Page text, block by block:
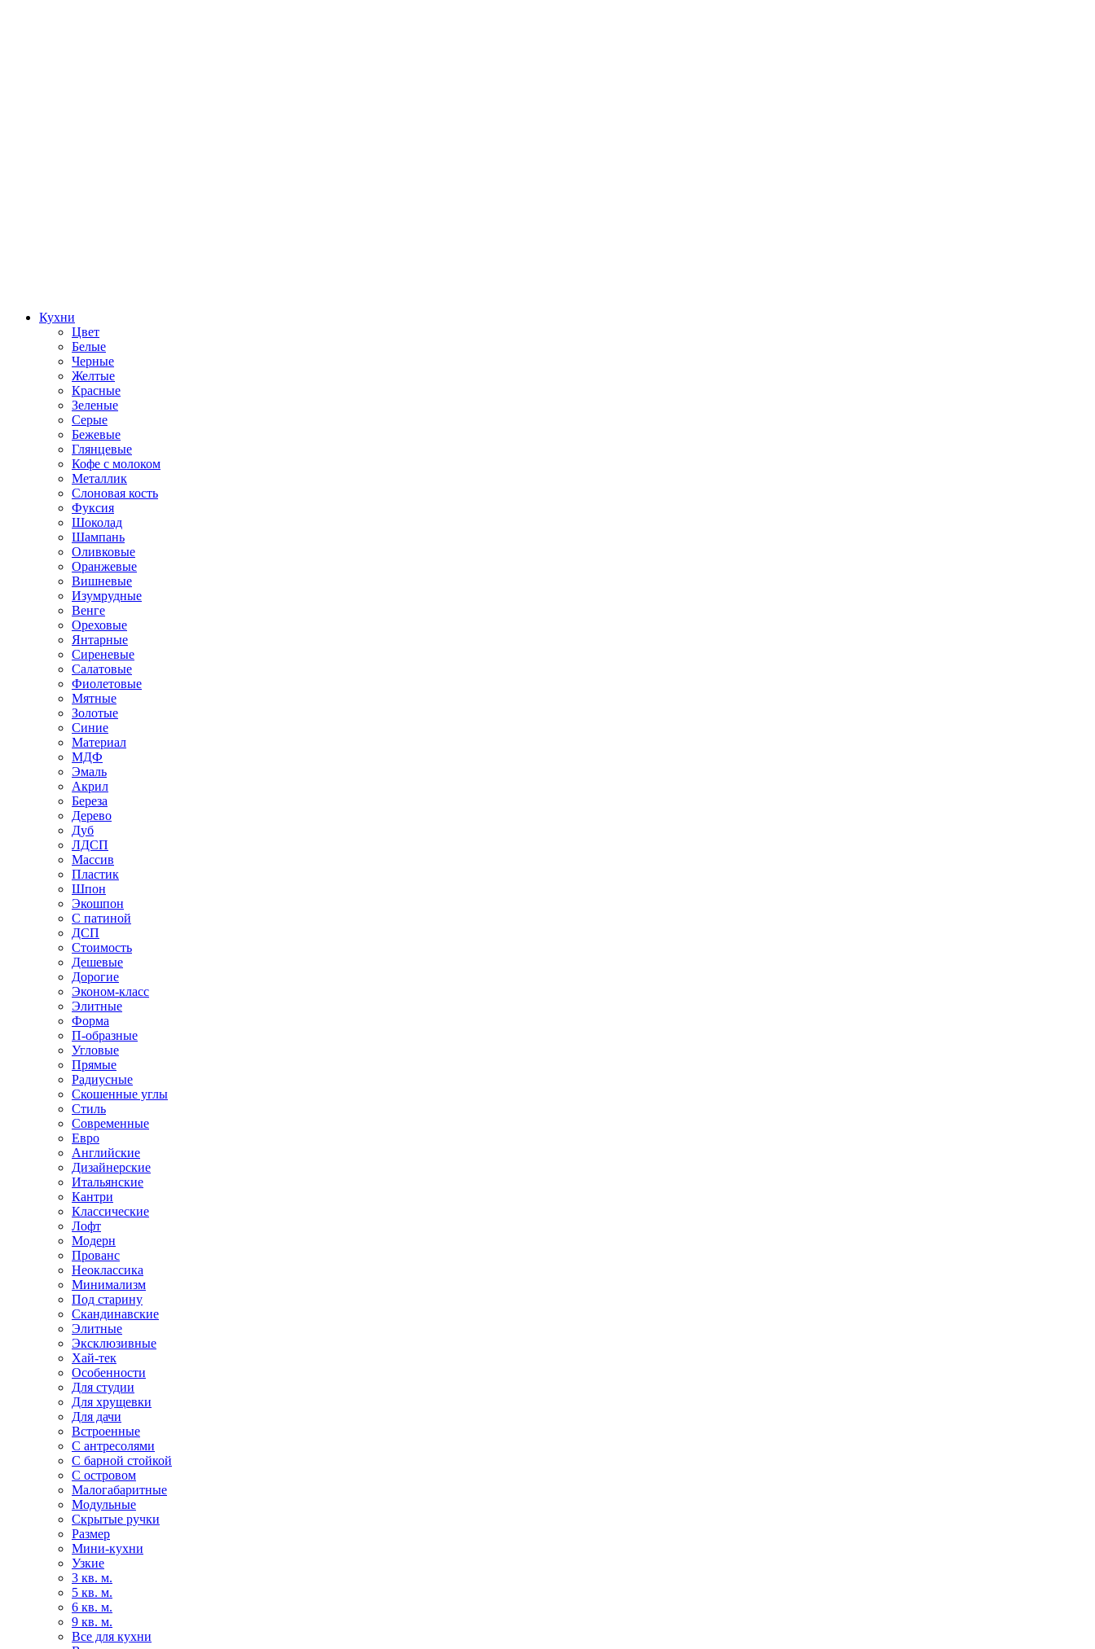
Кухни
Цвет
Белые
Черные
Желтые
Красные
Зеленые
Серые
Бежевые
Глянцевые
Кофе с молоком
Металлик
Слоновая кость
Фуксия
Шоколад
Шампань
Оливковые
Оранжевые
Вишневые
Изумрудные
Венге
Ореховые
Янтарные
Сиреневые
Салатовые
Фиолетовые
Мятные
Золотые
Синие
Материал
МДФ
Эмаль
Акрил
Береза
Дерево
Дуб
ЛДСП
Массив
Пластик
Шпон
Экошпон
С патиной
ДСП
Стоимость
Дешевые
Дорогие
Эконом-класс
Элитные
Форма
П-образные
Угловые
Прямые
Радиусные
Скошенные углы
Стиль
Современные
Евро
Английские
Дизайнерские
Итальянские
Кантри
Классические
Лофт
Модерн
Прованс
Неоклассика
Минимализм
Под старину
Скандинавские
Элитные
Эксклюзивные
Хай-тек
Особенности
Для студии
Для хрущевки
Для дачи
Встроенные
С антресолями
С барной стойкой
С островом
Малогабаритные
Модульные
Скрытые ручки
Размер
Мини-кухни
Узкие
3 кв. м.
5 кв. м.
6 кв. м.
9 кв. м.
Все для кухни